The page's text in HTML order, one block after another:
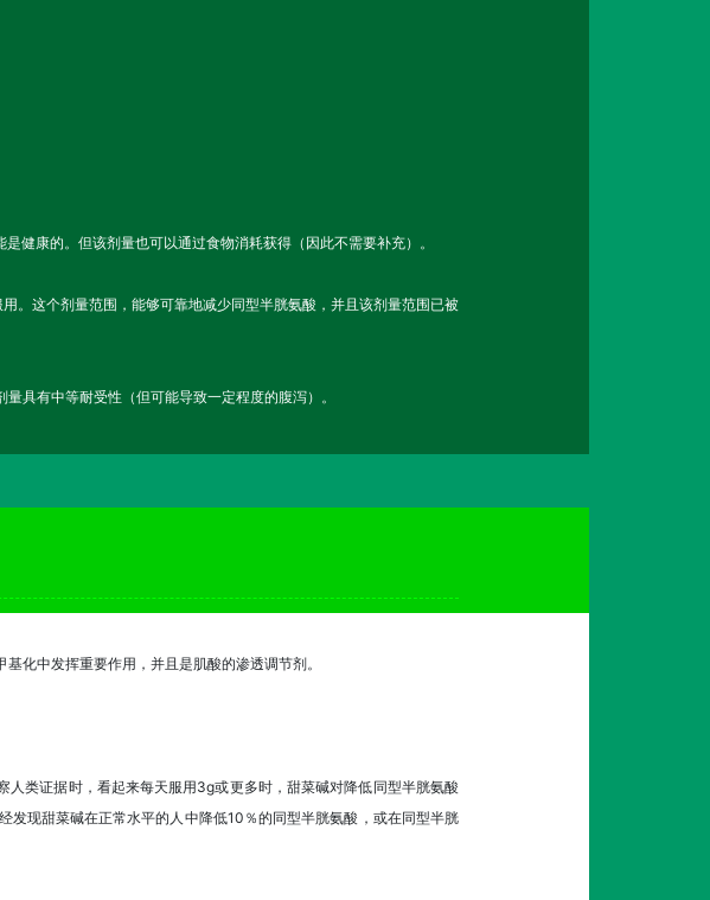
健康的。但该剂量也可以通过食物消耗获得（因此不需要补充）。
这个剂量范围，能够可靠地减少同型半胱氨酸，并且该剂量范围已被
具有中等耐受性（但可能导致一定程度的腹泻）。
化中发挥重要作用，并且是肌酸的渗透调节剂。
类证据时，看起来每天服用3g或更多时，甜菜碱对降低同型半胱氨酸
现甜菜碱在正常水平的人中降低10％的同型半胱氨酸，或在同型半胱